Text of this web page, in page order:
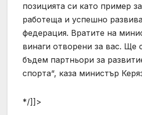
позицията си като пример
работеща и успешно
федерация. Вратите на
винаги отворени за вас. Ще
бъдем партньори за
спорта“, каза министър
*/]]>